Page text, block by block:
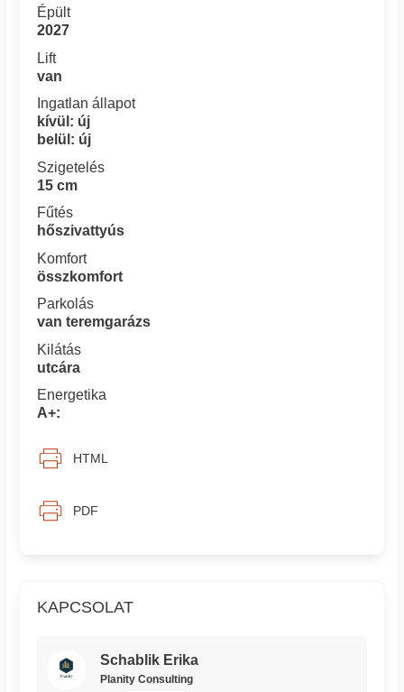
KAPCSOLAT
Schablik Erika
Planity Consulting
Épült
2027
Lift
van
Ingatlan állapot
kívül: új
belül: új
Szigetelés
15 cm
Fűtés
hőszivattyús
Komfort
összkomfort
Parkolás
van teremgarázs
Kilátás
utcára
Energetika
A+:
HTML
PDF